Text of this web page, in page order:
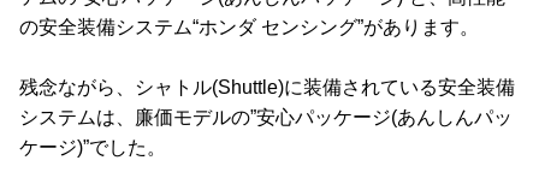
の安全装備システム“ホンダ センシング”があります。
残念ながら、シャトル(Shuttle)に装備されている安全装備
システムは、廉価モデルの”安心パッケージ(あんしんパッ
ケージ)”でした。